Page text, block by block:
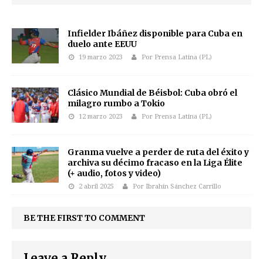
Infielder Ibáñez disponible para Cuba en
duelo ante EEUU
19 marzo 2023 Por Prensa Latina (PL)
Clásico Mundial de Béisbol: Cuba obró el
milagro rumbo a Tokio
12 marzo 2023 Por Prensa Latina (PL)
Granma vuelve a perder de ruta del éxito y
archiva su décimo fracaso en la Liga Élite
(+ audio, fotos y video)
2 abril 2025 Por Ibrahín Sánchez Carrillo
BE THE FIRST TO COMMENT